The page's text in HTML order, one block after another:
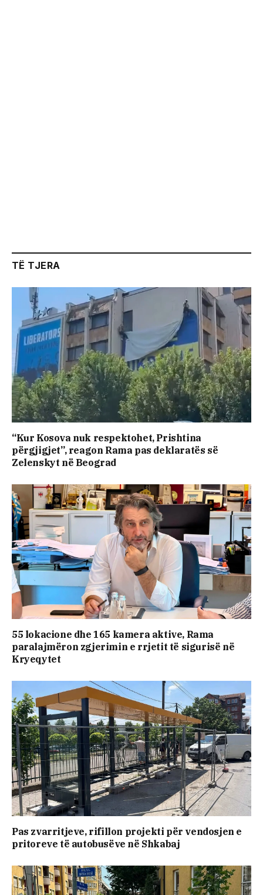
TË TJERA
“Kur Kosova nuk respektohet, Prishtina
përgjigjet”, reagon Rama pas deklaratës së
Zelenskyt në Beograd
55 lokacione dhe 165 kamera aktive, Rama
paralajmëron zgjerimin e rrjetit të sigurisë në
Kryeqytet
Pas zvarritjeve, rifillon projekti për vendosjen e
pritoreve të autobusëve në Shkabaj